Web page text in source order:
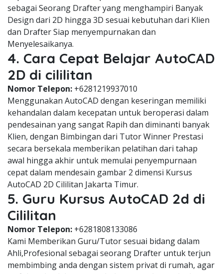
sebagai Seorang Drafter yang menghampiri Banyak
Design dari 2D hingga 3D sesuai kebutuhan dari Klien
dan Drafter Siap menyempurnakan dan
Menyelesaikanya.
4. Cara Cepat Belajar AutoCAD
2D di cililitan
Nomor Telepon: +6281219937010
Menggunakan AutoCAD dengan keseringan memiliki
kehandalan dalam kecepatan untuk beroperasi dalam
pendesainan yang sangat Rapih dan diminanti banyak
Klien, dengan Bimbingan dari Tutor Winner Prestasi
secara bersekala memberikan pelatihan dari tahap
awal hingga akhir untuk memulai penyempurnaan
cepat dalam mendesain gambar 2 dimensi Kursus
AutoCAD 2D Cililitan Jakarta Timur.
5. Guru Kursus AutoCAD 2d di
Cililitan
Nomor Telepon: +6281808133086
Kami Memberikan Guru/Tutor sesuai bidang dalam
Ahli,Profesional sebagai seorang Drafter untuk terjun
membimbing anda dengan sistem privat di rumah, agar